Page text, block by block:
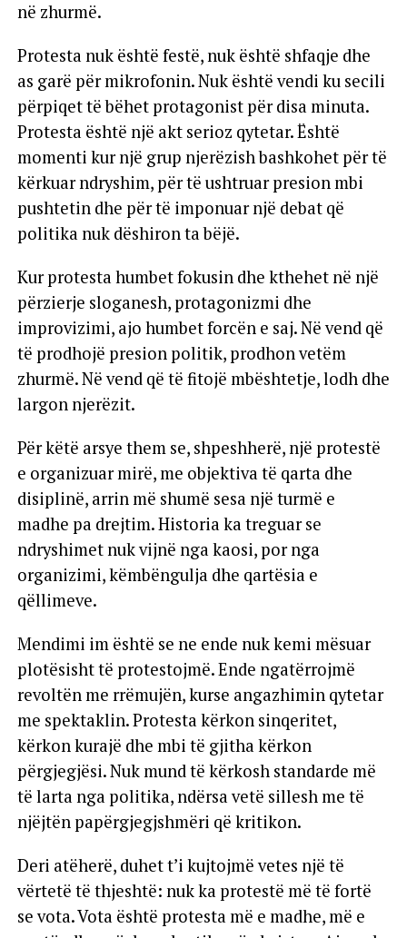
në zhurmë.
Protesta nuk është festë, nuk është shfaqje dhe
as garë për mikrofonin. Nuk është vendi ku secili
përpiqet të bëhet protagonist për disa minuta.
Protesta është një akt serioz qytetar. Është
momenti kur një grup njerëzish bashkohet për të
kërkuar ndryshim, për të ushtruar presion mbi
pushtetin dhe për të imponuar një debat që
politika nuk dëshiron ta bëjë.
Kur protesta humbet fokusin dhe kthehet në një
përzierje sloganesh, protagonizmi dhe
improvizimi, ajo humbet forcën e saj. Në vend që
të prodhojë presion politik, prodhon vetëm
zhurmë. Në vend që të fitojë mbështetje, lodh dhe
largon njerëzit.
Për këtë arsye them se, shpeshherë, një protestë
e organizuar mirë, me objektiva të qarta dhe
disiplinë, arrin më shumë sesa një turmë e
madhe pa drejtim. Historia ka treguar se
ndryshimet nuk vijnë nga kaosi, por nga
organizimi, këmbëngulja dhe qartësia e
qëllimeve.
Mendimi im është se ne ende nuk kemi mësuar
plotësisht të protestojmë. Ende ngatërrojmë
revoltën me rrëmujën, kurse angazhimin qytetar
me spektaklin. Protesta kërkon sinqeritet,
kërkon kurajë dhe mbi të gjitha kërkon
përgjegjësi. Nuk mund të kërkosh standarde më
të larta nga politika, ndërsa vetë sillesh me të
njëjtën papërgjegjshmëri që kritikon.
Deri atëherë, duhet t’i kujtojmë vetes një të
vërtetë të thjeshtë: nuk ka protestë më të fortë
se vota. Vota është protesta më e madhe, më e